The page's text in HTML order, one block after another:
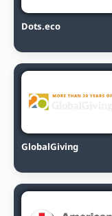
Dots.eco
GlobalGiving